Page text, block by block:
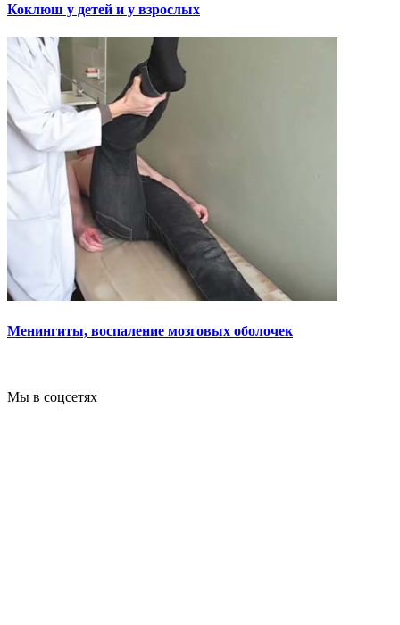
Коклюш у детей и у взрослых
Менингиты, воспаление мозговых оболочек
Мы в соцсетях